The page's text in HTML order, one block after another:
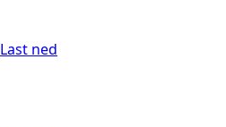
Last ned